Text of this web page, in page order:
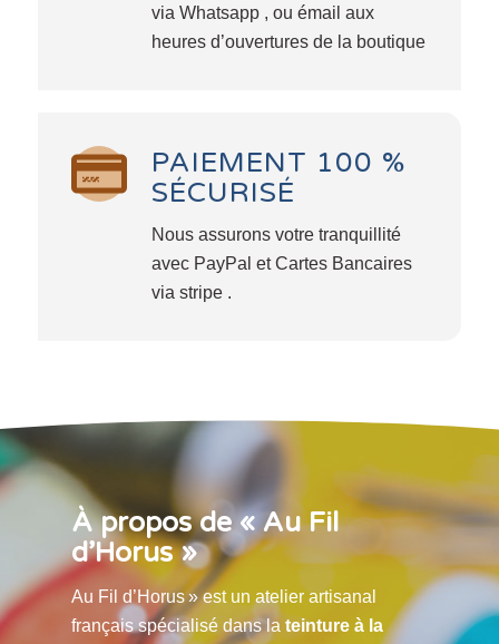
via Whatsapp , ou émail aux
heures d’ouvertures de la boutique
PAIEMENT 100 %
SÉCURISÉ
Nous assurons votre tranquillité
avec PayPal et Cartes Bancaires
via stripe .
À propos de « Au Fil
d’Horus »
Au Fil d’Horus » est un atelier artisanal
français spécialisé dans la teinture à la